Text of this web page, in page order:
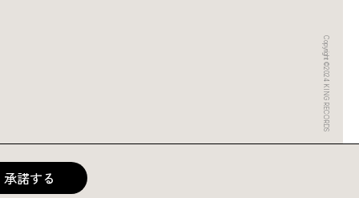
Copyright ©2024 KING RECORDS
承諾する